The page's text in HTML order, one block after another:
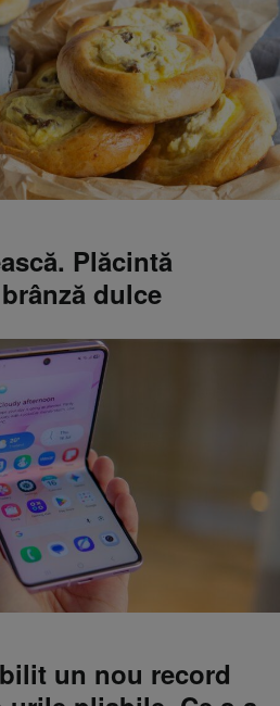
Plăcintă
dulce
un nou record